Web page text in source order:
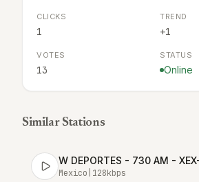
CLICKS
1
TREND
+1
VOTES
13
STATUS
Online
Similar Stations
Mexico 128kbps